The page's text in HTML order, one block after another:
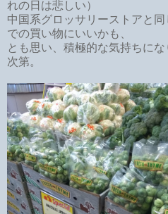
れの日は悲しい）
中国系グロッサリーストアと
での買い物にいいかも、
とも思い、積極的な気持ちに
次第。